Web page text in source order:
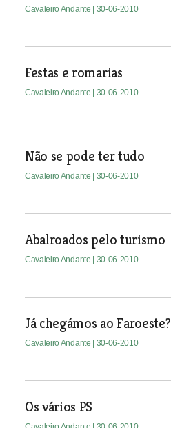
Cavaleiro Andante | 30-06-2010
Festas e romarias
Cavaleiro Andante | 30-06-2010
Não se pode ter tudo
Cavaleiro Andante | 30-06-2010
Abalroados pelo turismo
Cavaleiro Andante | 30-06-2010
Já chegámos ao Faroeste?
Cavaleiro Andante | 30-06-2010
Os vários PS